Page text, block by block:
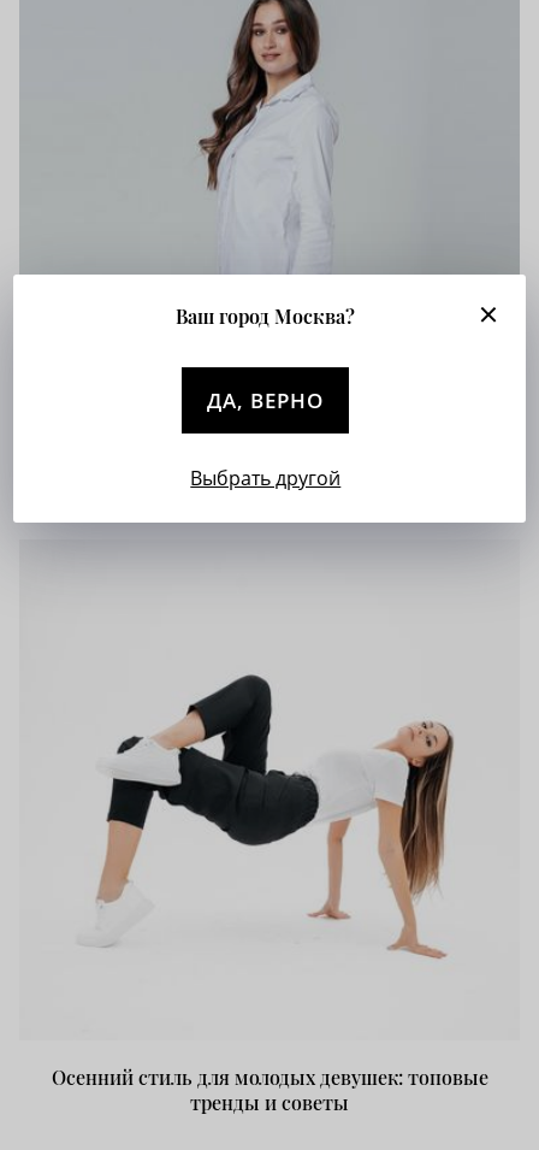
Женские теплые рубашки для осени
Осенний стиль для молодых девушек: топовые
тренды и советы
Ваш город Москва?
ДА, ВЕРНО
Выбрать другой